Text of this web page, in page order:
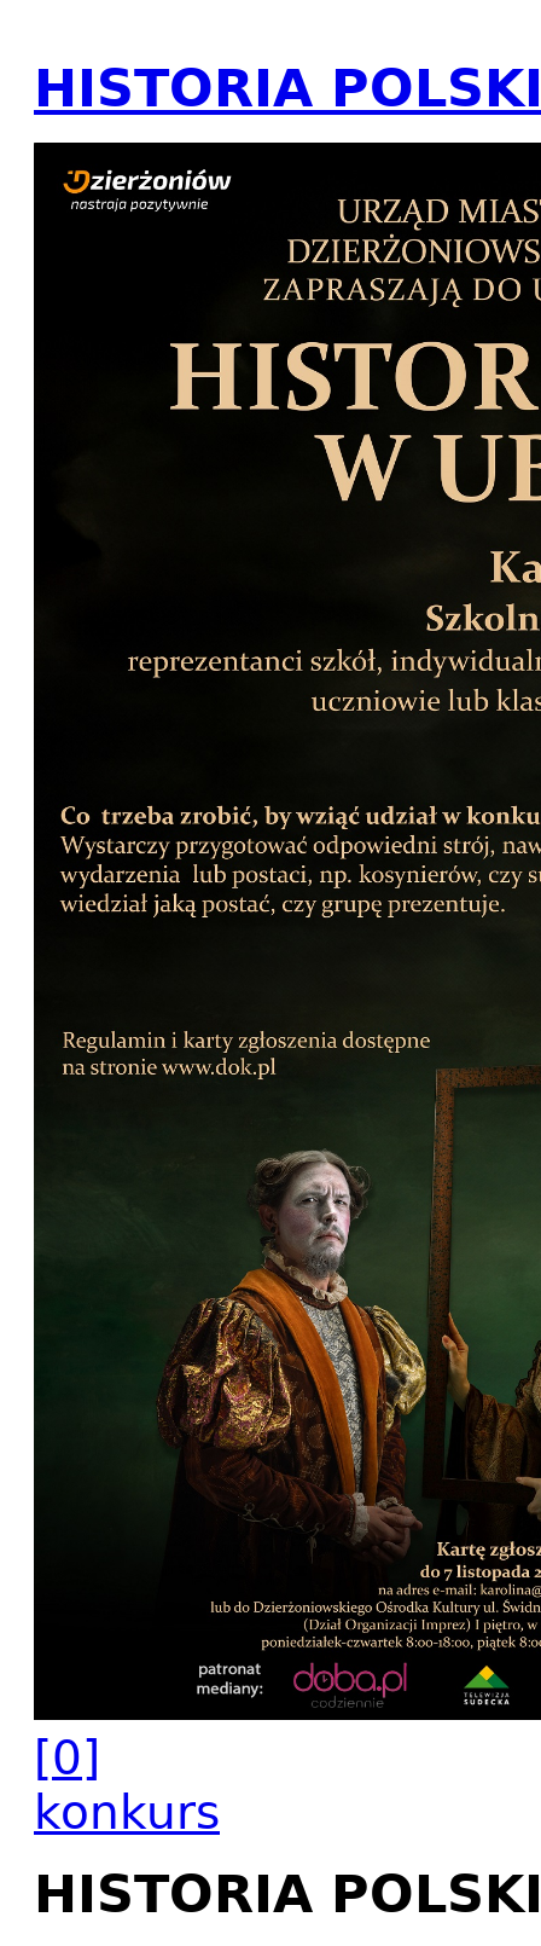
HISTORIA
[0]
konkurs
HISTORIA